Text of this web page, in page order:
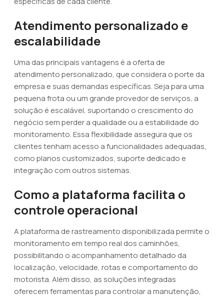
Atendimento personalizado e
escalabilidade
Uma das principais vantagens é a oferta de
atendimento personalizado, que considera o porte da
empresa e suas demandas específicas. Seja para uma
pequena frota ou um grande provedor de serviços, a
solução é escalável, suportando o crescimento do
negócio sem perder a qualidade ou a estabilidade do
monitoramento. Essa flexibilidade assegura que os
clientes tenham acesso a funcionalidades adequadas,
como planos customizados, suporte dedicado e
integração com outros sistemas.
Como a plataforma facilita o
controle operacional
A plataforma de rastreamento disponibilizada permite o
monitoramento em tempo real dos caminhões,
possibilitando o acompanhamento detalhado da
localização, velocidade, rotas e comportamento do
motorista. Além disso, as soluções integradas
oferecem ferramentas para controlar a manutenção,